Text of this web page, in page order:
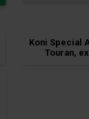
Koni Special
Touran,